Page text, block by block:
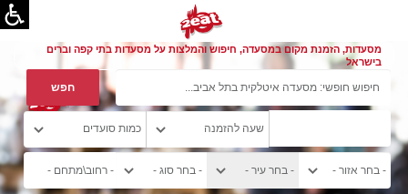
מסעדות, הזמנת מקום במסעדה, חיפוש והמלצות על מסעדות בתי קפה וברים
בישראל